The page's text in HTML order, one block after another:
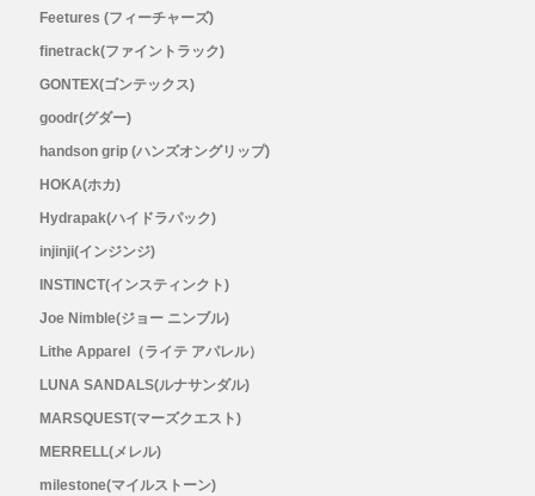
Feetures (フィーチャーズ)
finetrack(ファイントラック)
GONTEX(ゴンテックス)
goodr(グダー)
handson grip (ハンズオングリップ)
HOKA(ホカ)
Hydrapak(ハイドラパック)
injinji(インジンジ)
INSTINCT(インスティンクト)
Joe Nimble(ジョー ニンブル)
Lithe Apparel（ライテ アパレル）
LUNA SANDALS(ルナサンダル)
MARSQUEST(マーズクエスト)
MERRELL(メレル)
milestone(マイルストーン)